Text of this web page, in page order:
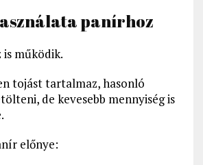
panírhoz
is működik.
tojást tartalmaz, hasonló
de kevesebb mennyiség is
előnye: